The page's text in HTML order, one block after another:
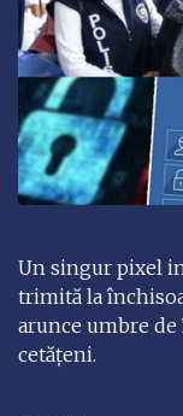
Un singur pixel
trimită la
arunce umbre
cetățeni.